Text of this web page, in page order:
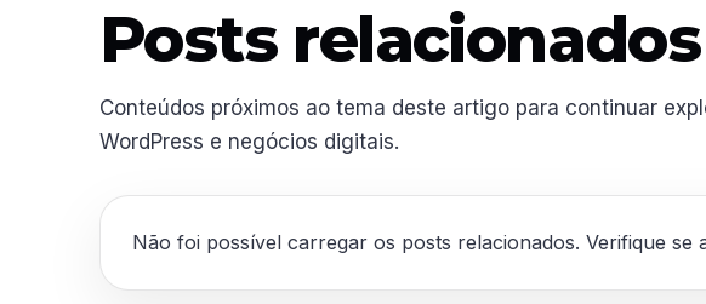
Posts relacionados
Conteúdos próximos ao tema deste artigo para continuar
WordPress e negócios digitais.
Não foi possível carregar os posts relacionados. Verifique se